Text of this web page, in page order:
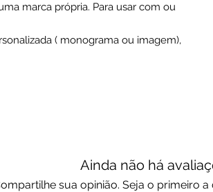
marca própria. Para usar com ou
( monograma ou imagem),
Ainda não há
sua opinião. Seja o primeiro